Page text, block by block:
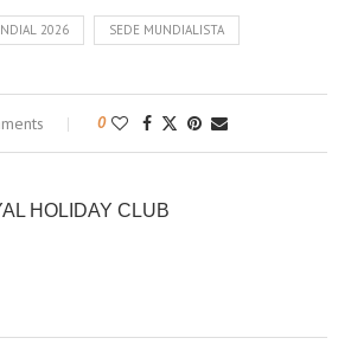
2026 SEDE MUNDIALISTA
0
HOLIDAY CLUB